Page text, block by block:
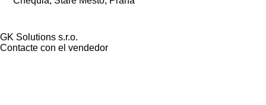
GK Solutions s.r.o.
Contacte con el vendedor